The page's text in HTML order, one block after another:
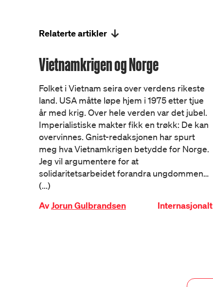
Relaterte artikler
Vietnamkrigen og Norge
Folket i Vietnam seira over verdens rikeste
land. USA måtte løpe hjem i 1975 etter tjue
år med krig. Over hele verden var det jubel.
Imperialistiske makter fikk en trøkk: De kan
overvinnes. Gnist-redaksjonen har spurt
meg hva Vietnamkrigen betydde for Norge.
Jeg vil argumentere for at
solidaritetsarbeidet forandra ungdommen…
(...)
AvJorun Gulbrandsen Internasjonalt